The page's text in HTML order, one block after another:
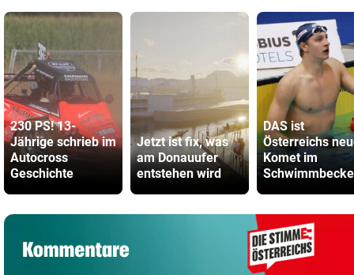
230 PS! 13-
Jährige schrieb im
Autocross
Geschichte
Jetzt ist fix, was
am Donauufer
entstehen wird
DAS ist
Österreichs
Komet im